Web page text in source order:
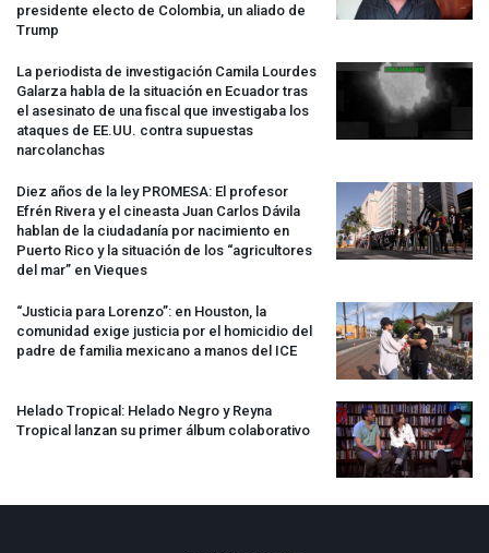
presidente electo de Colombia, un aliado de
Trump
La periodista de investigación Camila Lourdes
Galarza habla de la situación en Ecuador tras
el asesinato de una fiscal que investigaba los
ataques de EE.UU. contra supuestas
narcolanchas
Diez años de la ley PROMESA: El profesor
Efrén Rivera y el cineasta Juan Carlos Dávila
hablan de la ciudadanía por nacimiento en
Puerto Rico y la situación de los “agricultores
del mar” en Vieques
“Justicia para Lorenzo”: en Houston, la
comunidad exige justicia por el homicidio del
padre de familia mexicano a manos del ICE
Helado Tropical: Helado Negro y Reyna
Tropical lanzan su primer álbum colaborativo